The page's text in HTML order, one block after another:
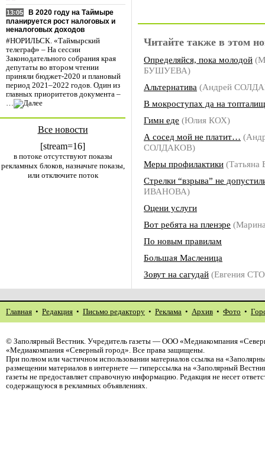
13:05
В 2020 году на Таймыре
планируется рост налоговых и
неналоговых доходов
#НОРИЛЬСК. «Таймырский
телеграф» – На сессии
Законодательного собрания края
депутаты во втором чтении
приняли бюджет-2020 и плановый
период 2021–2022 годов. Один из
главных приоритетов документа –
…
Все новости
[stream=16]
в потоке отсутствуют показы
рекламных блоков, назначьте показы,
или отключите поток
Читайте также в этом
Определяйся, пока молодой
БУШУЕВА)
Альтернатива (Андрей
В мокроступах да на
Гимн еде (Юлия КОХ)
А сосед мой не платит…
СОЛДАКОВ)
Меры профилактики
Стрелки “взрыва” не
ИВАНОВА)
Оцени услуги
Вот ребята на пленэре
По новым правилам
Большая Масленица
Зовут на сагудай (Евгения
Главная • Редакция • Письмо редактору • Реклама • Архив • Фото •
© Заполярный Вестник. Учредитель газеты — ООО «Медиакомпания
«Медиакомпания «Северный город». Все права защищены.
При полном или частичном использовании материалов ссылка на
размещении материалов в интернете — гиперссылка на «Заполярный
газеты не предоставляет справочную информацию. Редакция не несет
содержащуюся в рекламных объявлениях.